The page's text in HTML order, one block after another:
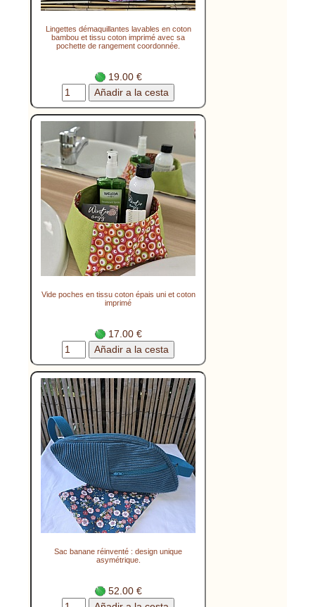
Lingettes démaquillantes lavables en coton
bambou et tissu coton imprimé avec sa
pochette de rangement coordonnée.
19.00 €
Vide poches en tissu coton épais uni et coton
imprimé
17.00 €
Sac banane réinventé : design unique
asymétrique.
52.00 €